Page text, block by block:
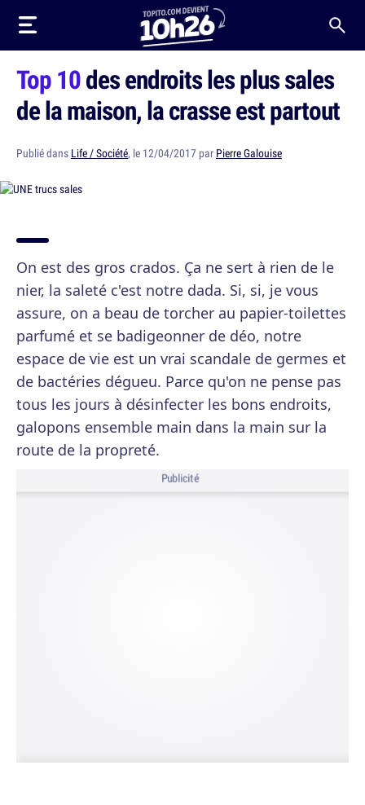
Top 10des endroits les plus sales
de la maison, la crasse est partout
Publié dans Life / Société, le 12/04/2017 par Pierre Galouise
On est des gros crados. Ça ne sert à rien de le
nier, la saleté c'est notre dada. Si, si, je vous
assure, on a beau de torcher au papier-toilettes
parfumé et se badigeonner de déo, notre
espace de vie est un vrai scandale de germes et
de bactéries dégueu. Parce qu'on ne pense pas
tous les jours à désinfecter les bons endroits,
galopons ensemble main dans la main sur la
route de la propreté.
Publicité